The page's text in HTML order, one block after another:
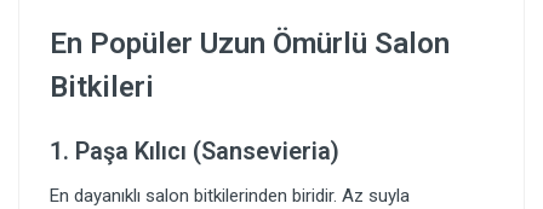
En Popüler Uzun Ömürlü Salon
Bitkileri
1. Paşa Kılıcı (Sansevieria)
En dayanıklı salon bitkilerinden biridir. Az suyla